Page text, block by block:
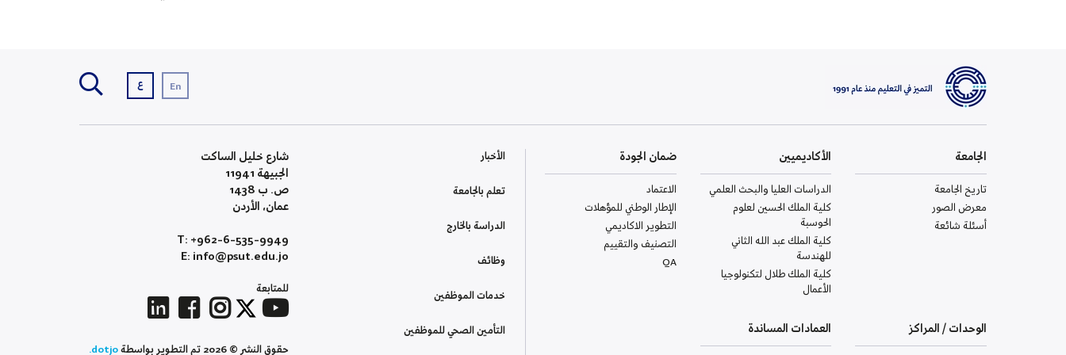
En ع
الجامعة
تاريخ الجامعة
معرض الصور
أسئلة شائعة
الأكاديميين
الدراسات العليا والبحث العلمي
كلية الملك الحسين لعلوم
الحوسبة
كلية الملك عبد الله الثاني
للهندسة
كلية الملك طلال لتكنولوجيا
الأعمال
ضمان الجودة
الاعتماد
الإطار الوطني للمؤهلات
التطوير الاكاديمي
التصنيف والتقييم
QA
الوحدات / المراكز العمادات المساندة
الأخبار
تعلم بالجامعة
الدراسة بالخارج
وظائف
خدمات الموظفين
التأمين الصحي للموظفين
شارع خليل الساكت
الجبيهة 11941
ص. ب 1438
عمان، الأردن
T: +962-6-535-9949
E: info@psut.edu.jo
للمتابعة
حقوق النشر © 2026 تم التطوير بواسطة dotjo.